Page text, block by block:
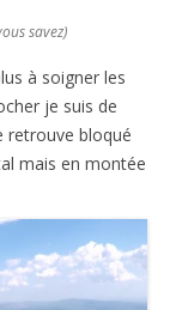
savez)
à soigner les
je suis de
retrouve bloqué
mais en montée